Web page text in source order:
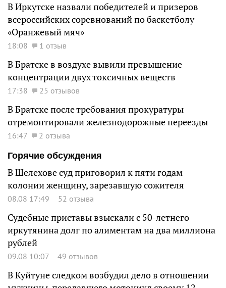
В Иркутске назвали победителей и призеров
всероссийских соревнований по баскетболу
«Оранжевый мяч»
18:08 1 отзыв
В Братске в воздухе вывили превышение
концентрации двух токсичных веществ
17:38 25 отзывов
В Братске после требования прокуратуры
отремонтировали железнодорожные переезды
16:47
2 отзыва
Горячие обсуждения
В Шелехове суд приговорил к пяти годам
колонии женщину, зарезавшую сожителя
08.08 17:49 52 отзыва
Судебные приставы взыскали с 50-летнего
иркутянина долг по алиментам на два миллиона
рублей
09.08 10:07 49 отзывов
В Куйтуне следком возбудил дело в отношении